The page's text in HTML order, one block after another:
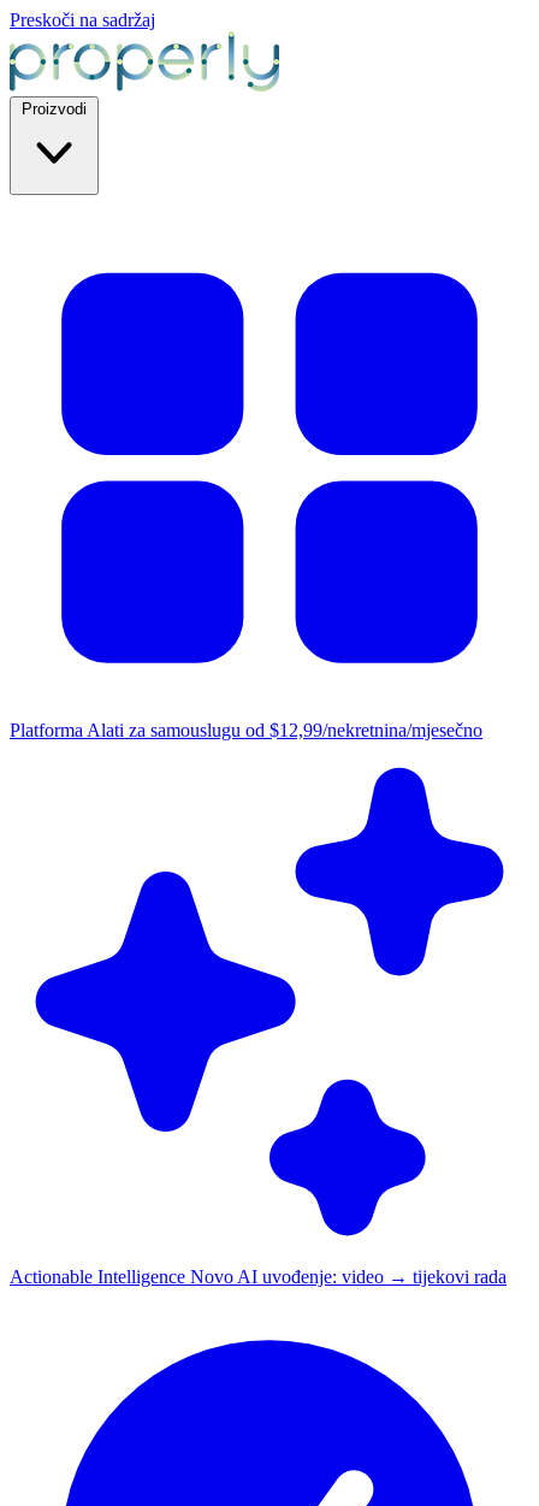
Preskoči na sadržaj
Platforma Alati za samouslugu od $12,99/nekretnina/mjesečno
Actionable Intelligence Novo AI uvođenje: video → tijekovi rada